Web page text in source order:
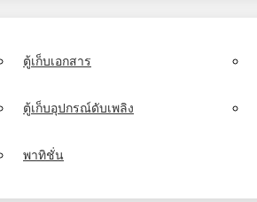
ตู้เก็บเอกสาร
ตู้เก็บอุปกรณ์ดับเพลิง
พาทิชั่น